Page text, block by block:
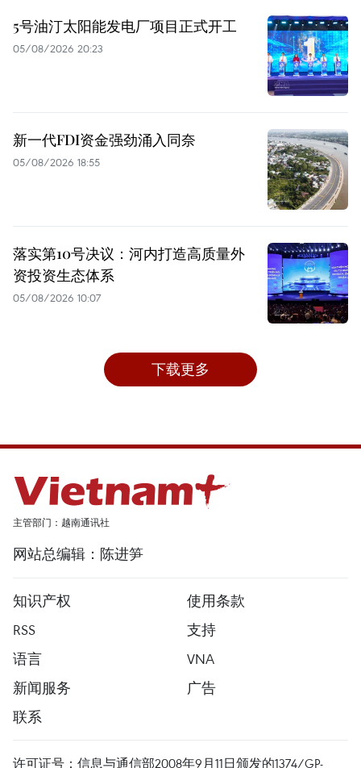
5号油汀太阳能发电厂项目正式开工
05/08/2026 20:23
新一代FDI资金强劲涌入同奈
05/08/2026 18:55
落实第10号决议：河内打造高质量外
资投资生态体系
05/08/2026 10:07
下载更多
主管部门：越南通讯社
网站总编辑：陈进笋
知识产权
使用条款
RSS
支持
语言
VNA
新闻服务
广告
联系
许可证号：信息与通信部2008年9月11日颁发的1374/GP-